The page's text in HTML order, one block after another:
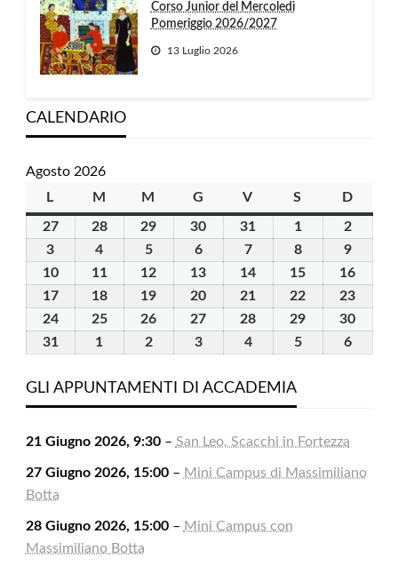
Corso Junior del Mercoledì
Pomeriggio 2026/2027
13 Luglio 2026
CALENDARIO
Agosto 2026
L
M martedì
M mercoledì
G giovedìV venerdì
S D
2727
Luglio
2026
2828
29 30 31 11
Agosto
2026
22
Agosto
2026
3
Agosto
2026
4
Agosto
2026
55
Agosto
2026
66
Agosto
2026
77
Agosto
2026
88
Agosto
2026
99
Agosto
2026
1010
Agosto
2026
1111
Agosto
2026
12
Agosto
13
Agosto
14
Agosto
15
Agosto
16
1717
Agosto
1818
Agosto
19
Agosto
20
Agosto
21
Agosto
22
Agosto
23
2424
Agosto
2525
Agosto
26
Agosto
27
Agosto
28
Agosto
29
Agosto
30
3131
2026
1
2026
22
2026
33
2026
44
2026
55
66
GLI APPUNTAMENTI DI ACCADEMIA
21 Giugno 2026, 9:30– San Leo, Scacchi in Fortezza
27 Giugno 2026, 15:00– Mini Campus di Massimiliano
Botta
28 Giugno 2026, 15:00– Mini Campus con
Massimiliano Botta